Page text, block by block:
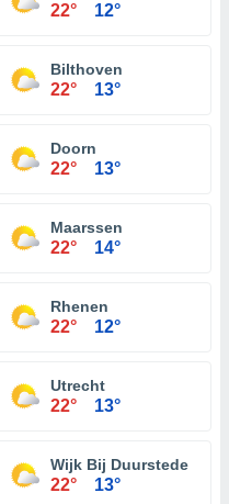
22° 12°
Bilthoven
22° 13°
Doorn
22° 13°
Maarssen
22° 14°
Rhenen
22° 12°
Utrecht
22° 13°
Wijk Bij Duurstede
22° 13°